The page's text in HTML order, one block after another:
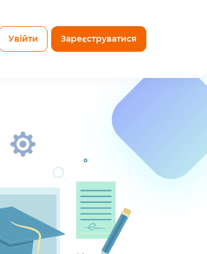
Увійти Зареєструватися